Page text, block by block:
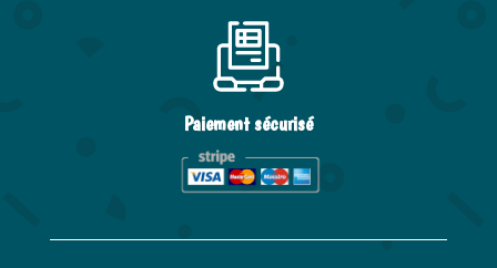
Paiement sécurisé